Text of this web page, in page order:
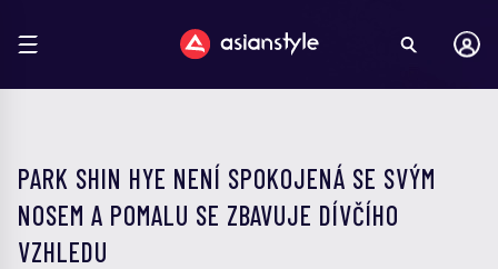
PARK SHIN HYE NENÍ SPOKOJENÁ SE SVÝM
NOSEM A POMALU SE ZBAVUJE DÍVČÍHO
VZHLEDU